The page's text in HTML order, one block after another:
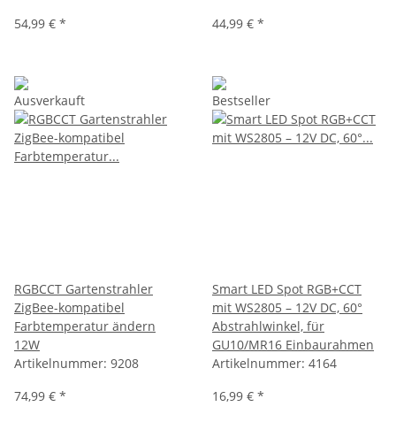
54,99 € *
44,99 € *
Ausverkauft
RGBCCT Gartenstrahler
ZigBee-kompatibel
Farbtemperatur ändern
12W
Artikelnummer: 9208
74,99 € *
Bestseller
Smart LED Spot RGB+CCT
mit WS2805 – 12V DC, 60°
Abstrahlwinkel, für
GU10/MR16 Einbaurahmen
Artikelnummer: 4164
16,99 € *